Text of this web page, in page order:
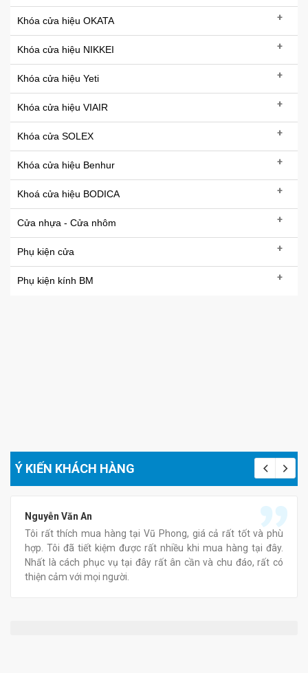
Khóa cửa hiệu OKATA +
Khóa cửa hiệu NIKKEI +
Khóa cửa hiệu Yeti +
Khóa cửa hiệu VIAIR +
Khóa cửa SOLEX +
Khóa cửa hiệu Benhur +
Khoá cửa hiệu BODICA +
Cửa nhựa - Cửa nhôm +
Phụ kiện cửa +
Phụ kiện kính BM +
Ý KIẾN KHÁCH HÀNG
Nguyễn Văn An
Tôi rất thích mua hàng tại Vũ Phong, giá cả rất tốt và phù
hợp. Tôi đã tiết kiệm được rất nhiều khi mua hàng tại đây.
Nhất là cách phục vụ tại đây rất ân cần và chu đáo, rất có
thiện cảm với mọi người.